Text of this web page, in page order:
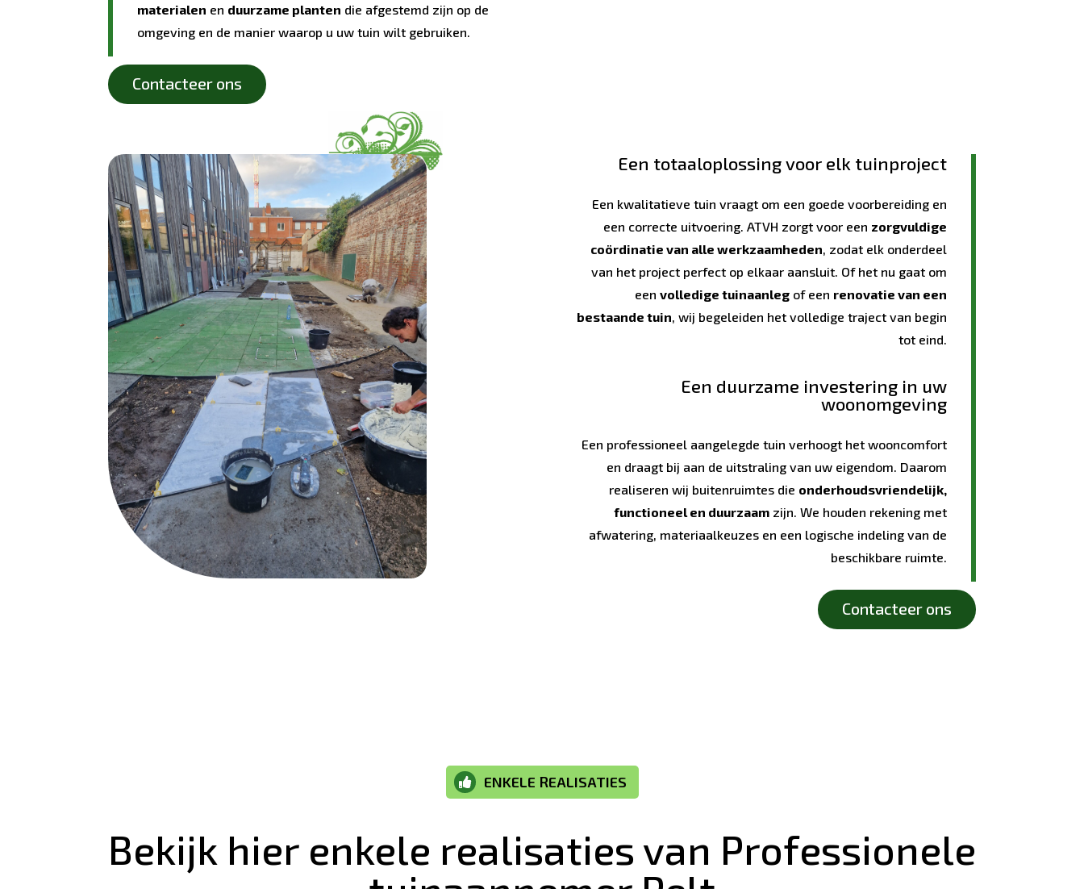
materialen en duurzame planten die afgestemd zijn op de
omgeving en de manier waarop u uw tuin wilt gebruiken.
Contacteer ons
Een totaaloplossing voor elk tuinproject
Een kwalitatieve tuin vraagt om een goede voorbereiding en
een correcte uitvoering. ATVH zorgt voor een zorgvuldige
coördinatie van alle werkzaamheden , zodat elk onderdeel
van het project perfect op elkaar aansluit. Of het nu gaat om
een volledige tuinaanlegof een renovatie van een
bestaande tuin , wij begeleiden het volledige traject van begin
tot eind.
Een duurzame investering in uw
woonomgeving
Een professioneel aangelegde tuin verhoogt het wooncomfort
en draagt bij aan de uitstraling van uw eigendom. Daarom
realiseren wij buitenruimtes die onderhoudsvriendelijk,
functioneel en duurzaamzijn. We houden rekening met
afwatering, materiaalkeuzes en een logische indeling van de
beschikbare ruimte.
Contacteer ons
 ENKELE REALISATIES
Bekijk hier enkele realisaties van Professionele